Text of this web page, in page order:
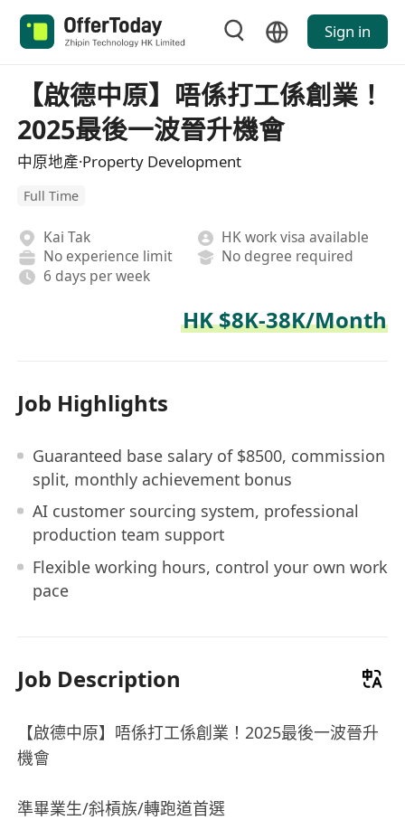
Sign in
【啟德中原】唔係打工係創業！
2025最後一波晉升機會
中原地產·Property Development
Full Time
Kai Tak
HK work visa available
No experience limit
No degree required
6 days per week
HK $8K-38K/Month
Job Highlights
Guaranteed base salary of $8500, commission
split, monthly achievement bonus
AI customer sourcing system, professional
production team support
Flexible working hours, control your own work
pace
Job Description
【啟德中原】唔係打工係創業！2025最後一波晉升
機會
準畢業生/斜槓族/轉跑道首選